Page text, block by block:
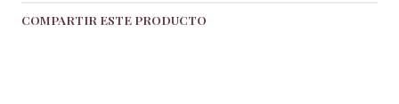
COMPARTIR ESTE PRODUCTO